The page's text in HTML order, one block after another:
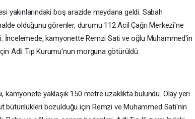
yakınlarındaki boş arazide meydana geldi. Sabah
olduğunu görenler, durumu 112 Acil Çağrı Merkezi'ne
İncelemede, kamyonette Remzi Sati ve oğlu Muhammed'in
Adli Tıp Kurumu'nun morguna götürüldü.
kamyonete yaklaşık 150 metre uzaklıkta bulundu. Olay yeri
bütünlükleri bozulduğu için Remzi ve Muhammed Sati'nin